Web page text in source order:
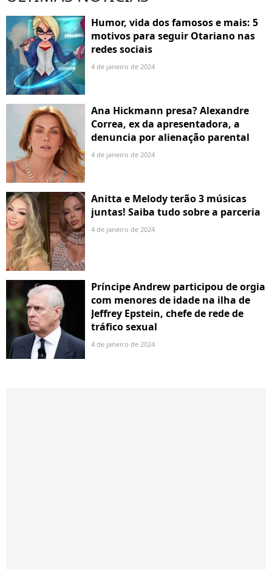
Humor, vida dos famosos e mais: 5
motivos para seguir Otariano nas
redes sociais
4 de janeiro de 2024
Ana Hickmann presa? Alexandre
Correa, ex da apresentadora, a
denuncia por alienação parental
4 de janeiro de 2024
Anitta e Melody terão 3 músicas
juntas! Saiba tudo sobre a parceria
4 de janeiro de 2024
Príncipe Andrew participou de orgia
com menores de idade na ilha de
Jeffrey Epstein, chefe de rede de
tráfico sexual
4 de janeiro de 2024